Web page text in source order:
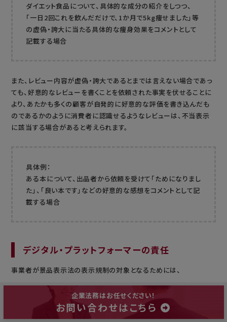
ダイエット食品について、具体的な成分の紹介をしつつ、
「一日2回これを飲んだだけで、1か月で5kg痩せました」等
の虚偽・誇大に当たる具体的な痩身効果をコメントとして
記載する場合
また、レビュー内容が虚偽・誇大であるとまでは言えない場合であっ
ても、好意的なレビューを書くことを依頼された事実を伏せることに
より、あたかも多くの顧客が自発的に好意的な評価を書き込んだも
のであるかのように消費者に認識せるようなレビューは、不当表示
に該当する場合があると考えられます。
具体例：
ある本について、出品者から依頼を受けて「ためになりまし
た」、「良い本です」などの好意的な感想をコメントとして記
載する場合
デジタル・プラットフォーマーの責任
事業者が景品表示法の表示規制の対象となるためには、
まず、当該事業者が、問題となる商品・役務を「供給」してい
るといえること（「供給主体性」が認められること）が必要で
企業法務はお任せください！
お問い合わせはこちら